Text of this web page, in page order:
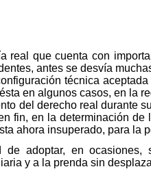
real que cuenta con
antes se desvía
técnica
en algunos casos, en
del derecho real durante
fin, en la determinación
ahora insuperado, para la
de adoptar, en
y a la prenda sin